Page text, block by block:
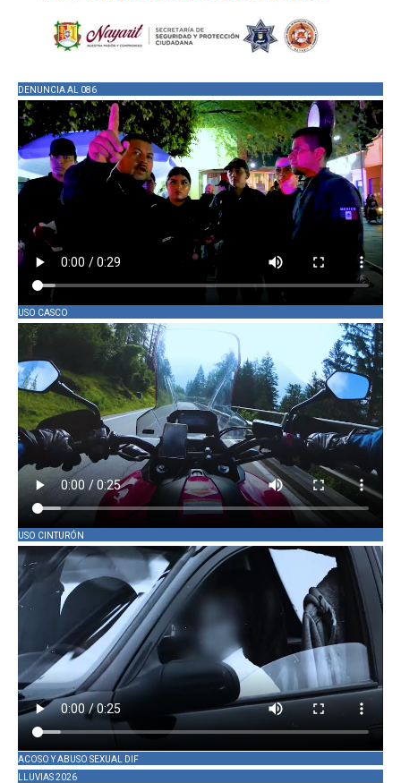
DENUNCIA AL 086
USO CASCO
USO CINTURÓN
ACOSO Y ABUSO SEXUAL DIF
LLUVIAS 2026